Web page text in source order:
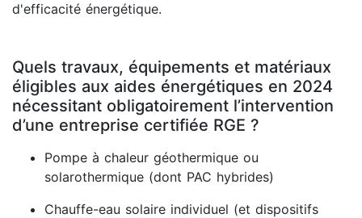
d'efficacité énergétique.
Quels travaux, équipements et matériaux
éligibles aux aides énergétiques en 2024
nécessitant obligatoirement l’intervention
d’une entreprise certifiée RGE ?
Pompe à chaleur géothermique ou
solarothermique (dont PAC hybrides)
Chauffe-eau solaire individuel (et dispositifs